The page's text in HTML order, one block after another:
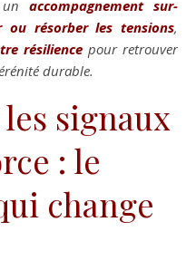
accompagnement sur-
ou résorber les tensions,
résilience pour retrouver
durable.
signaux
: le
change